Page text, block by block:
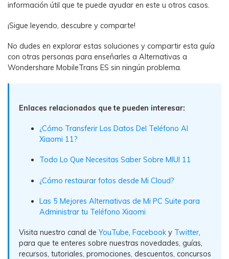
información útil que te puede ayudar en este u otros casos.
¡Sigue leyendo, descubre y comparte!
No dudes en explorar estas soluciones y compartir esta guía
con otras personas para enseñarles a Alternativas a
Wondershare MobileTrans ES sin ningún problema.
Enlaces relacionados que te pueden interesar:
¿Cómo Transferir Los Datos Del Teléfono Al
Xiaomi 11?
Todo Lo Que Necesitas Saber Sobre MIUI 11
¿Cómo restaurar fotos desde Mi Cloud?
Las 5 Mejores Alternativas de Mi PC Suite para
Administrar tu Teléfono Xiaomi
Visita nuestro canal deYouTube,Facebook y Twitter,
para que te enteres sobre nuestras novedades, guías,
recursos, tutoriales, promociones, descuentos, concursos